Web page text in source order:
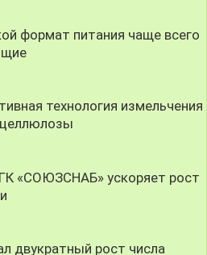
формат питания чаще всего
технология измельчения
«СОЮЗСНАБ» ускоряет рост
двукратный рост числа